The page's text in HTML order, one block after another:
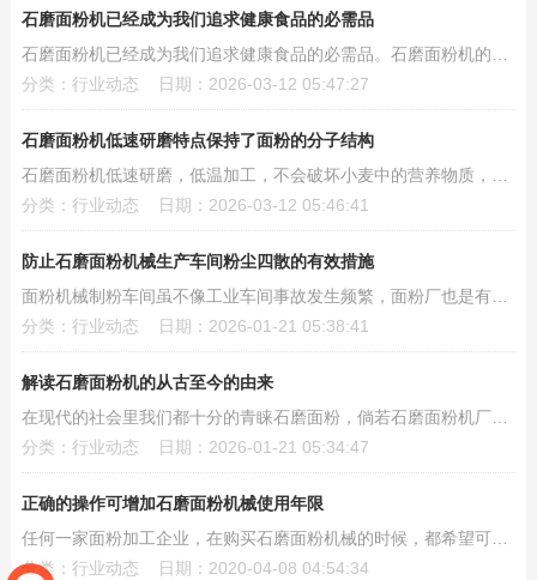
石磨面粉机已经成为我们追求健康食品的必需品
石磨面粉机已经成为我们追求健康食品的必需品。石磨面粉机的特点就是灵活，而且可以加工的粮食种...
分类：行业动态 日期：2026-03-12 05:47:27
石磨面粉机低速研磨特点保持了面粉的分子结构
石磨面粉机低速研磨，低温加工，不会破坏小麦中的营养物质，所以石磨面粉保留了小麦中的蛋白质、...
分类：行业动态 日期：2026-03-12 05:46:41
防止石磨面粉机械生产车间粉尘四散的有效措施
面粉机械制粉车间虽不像工业车间事故发生频繁，面粉厂也是有粉尘爆炸的隐患在的。面粉加工过程中...
分类：行业动态 日期：2026-01-21 05:38:41
解读石磨面粉机的从古至今的由来
在现代的社会里我们都十分的青睐石磨面粉，倘若石磨面粉机厂家想要在高速发展地市场中占有一席之...
分类：行业动态 日期：2026-01-21 05:34:47
正确的操作可增加石磨面粉机械使用年限
任何一家面粉加工企业，在购买石磨面粉机械的时候，都希望可以购买到质量可靠的石磨面粉机械，希...
分类：行业动态 日期：2020-04-08 04:54:34